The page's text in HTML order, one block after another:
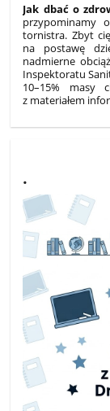
Jak dbać o
przypominamy
tornistra. Zbyt
na postawę
nadmierne
Inspektoratu
10–15% masy
z materiałem
.